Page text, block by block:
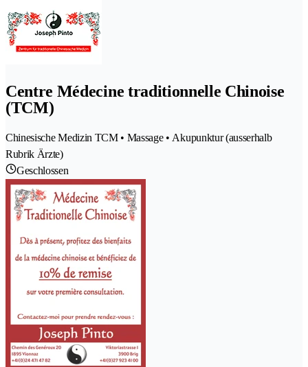
Centre Médecine traditionnelle Chinoise
(TCM)
Chinesische Medizin TCM • Massage • Akupunktur (ausserhalb
Rubrik Ärzte)
Geschlossen